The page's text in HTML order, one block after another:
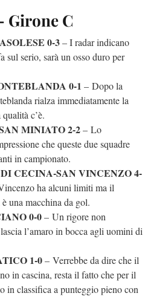
Girone C
0-3– I radar indicano
sul serio, sarà un osso duro per
0-1 – Dopo la
rialza immediatamente la
c’è.
MINIATO 2-2– Lo
che queste due squadre
in campionato.
CECINA-SAN VINCENZO 4-
ha alcuni limiti ma il
una macchina da gol.
0-0– Un rigore non
l’amaro in bocca agli uomini di
1-0– Verrebbe da dire che il
in cascina, resta il fatto che per il
in classifica a punteggio pieno con